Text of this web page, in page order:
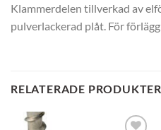
Klammerdelen tillverkad av
pulverlackerad plåt. För
RELATERADE PRODUKTER